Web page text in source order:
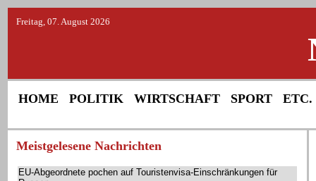
Freitag, 07. August 2026
HOME POLITIK WIRTSCHAFT SPORT ETC.
Meistgelesene Nachrichten
EU-Abgeordnete pochen auf Touristenvisa-Einschränkungen für